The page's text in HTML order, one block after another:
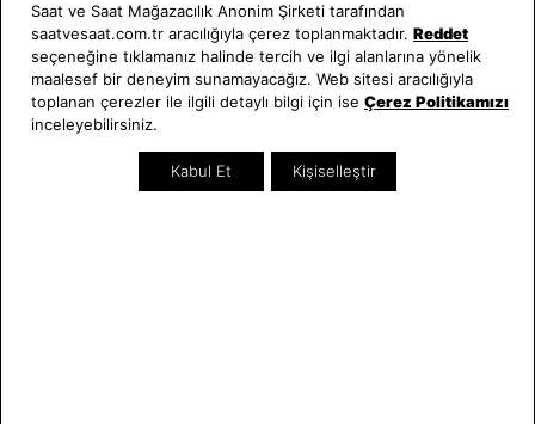
Kurumsal Satış
Mağazada Teknik Servis
Yatırımcı İlişkileri
Takı & Aksesuar
Kampanyalar
İndirimliler
Online Özel
Blog
Saat ve Saat Mağazacılık Anonim Şirketi tarafından
saatvesaat.com.tr aracılığıyla çerez toplanmaktadır. Reddet
seçeneğine tıklamanız halinde tercih ve ilgi alanlarına yönelik
maalesef bir deneyim sunamayacağız. Web sitesi aracılığıyla
toplanan çerezler ile ilgili detaylı bilgi için ise Çerez Politikamızı
inceleyebilirsiniz.
Kabul Et Kişiselleştir